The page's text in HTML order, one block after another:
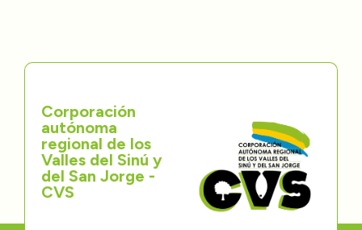
Contáctenos
Corporación
autónoma
regional de los
Valles del Sinú y
del San Jorge -
CVS